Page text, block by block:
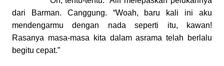
dari Barman. Canggung. “Woah, baru kali ini aku
mendengarmu dengan nada seperti itu, kawan!
Rasanya masa-masa kita dalam asrama telah berlalu
begitu cepat.”